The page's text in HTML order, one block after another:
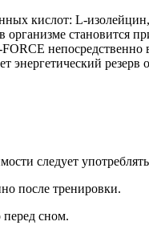
кислот: L-
становится
непосредственно
следует
после тренировки.
сном.